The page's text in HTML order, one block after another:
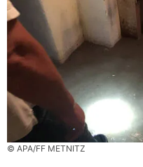
© APA/FF METNITZ